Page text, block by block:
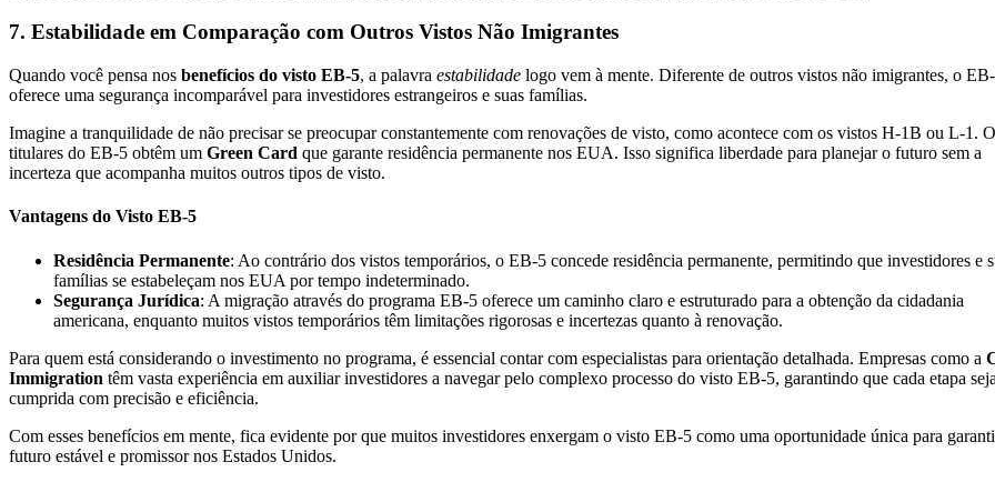
7. Estabilidade em Comparação com Outros Vistos Não Imigrantes
Quando você pensa nos benefícios do visto EB-5, a palavra estabilidade logo vem à mente. Diferente de outros vistos não imigrantes, o
oferece uma segurança incomparável para investidores estrangeiros e suas famílias.
Imagine a tranquilidade de não precisar se preocupar constantemente com renovações de visto, como acontece com os vistos H-1B ou L-1.
titulares do EB-5 obtêm um Green Card que garante residência permanente nos EUA. Isso significa liberdade para planejar o futuro sem a
incerteza que acompanha muitos outros tipos de visto.
Vantagens do Visto EB-5
Residência Permanente: Ao contrário dos vistos temporários, o EB-5 concede residência permanente, permitindo que investidores e
famílias se estabeleçam nos EUA por tempo indeterminado.
Segurança Jurídica: A migração através do programa EB-5 oferece um caminho claro e estruturado para a obtenção da cidadania
americana, enquanto muitos vistos temporários têm limitações rigorosas e incertezas quanto à renovação.
Para quem está considerando o investimento no programa, é essencial contar com especialistas para orientação detalhada. Empresas como a
Immigration têm vasta experiência em auxiliar investidores a navegar pelo complexo processo do visto EB-5, garantindo que cada etapa
cumprida com precisão e eficiência.
Com esses benefícios em mente, fica evidente por que muitos investidores enxergam o visto EB-5 como uma oportunidade única para
futuro estável e promissor nos Estados Unidos.